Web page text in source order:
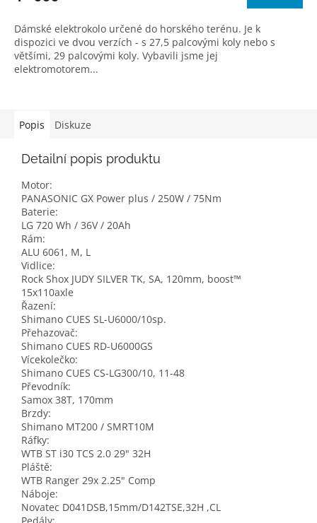
Dámské elektrokolo určené do horského terénu. Je k
dispozici ve dvou verzích - s 27,5 palcovými koly nebo s
většími, 29 palcovými koly. Vybavili jsme jej
elektromotorem...
Popis Diskuze
Detailní popis produktu
Motor:
PANASONIC GX Power plus / 250W / 75Nm
Baterie:
LG 720 Wh / 36V / 20Ah
Rám:
ALU 6061, M, L
Vidlice:
Rock Shox JUDY SILVER TK, SA, 120mm, boost™
15x110axle
Řazení:
Shimano CUES SL-U6000/10sp.
Přehazovač:
Shimano CUES RD-U6000GS
Vícekolečko:
Shimano CUES CS-LG300/10, 11-48
Převodník:
Samox 38T, 170mm
Brzdy:
Shimano MT200 / SMRT10M
Ráfky:
WTB ST i30 TCS 2.0 29" 32H
Pláště:
WTB Ranger 29x 2.25" Comp
Náboje:
Novatec D041DSB,15mm/D142TSE,32H ,CL